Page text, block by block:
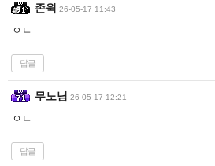
존윅 26-05-17 11:43
ㅇㄷ
답글
무노님 26-05-17 12:21
ㅇㄷ
답글